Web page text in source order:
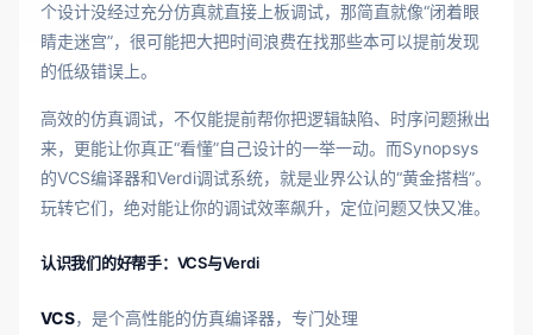
个设计没经过充分仿真就直接上板调试，那简直就像“闭着眼
睛走迷宫”，很可能把大把时间浪费在找那些本可以提前发现
的低级错误上。
高效的仿真调试，不仅能提前帮你把逻辑缺陷、时序问题揪出
来，更能让你真正“看懂”自己设计的一举一动。而Synopsys
的VCS编译器和Verdi调试系统，就是业界公认的“黄金搭档”。
玩转它们，绝对能让你的调试效率飙升，定位问题又快又准。
认识我们的好帮手：VCS与Verdi
VCS，是个高性能的仿真编译器，专门处理